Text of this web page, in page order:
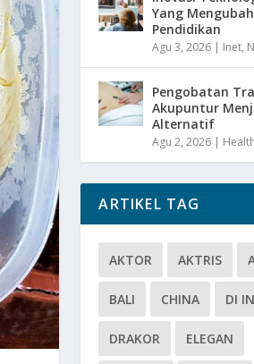
Yang
Pendidikan
Agu 3, 2026 | Inet,
Pengobatan
Akupuntur
Alternatif
Agu 2, 2026 | Health
ARTIKEL TAG
AKTOR AKTRIS
BALI CHINA DI
DRAKOR ELEGAN